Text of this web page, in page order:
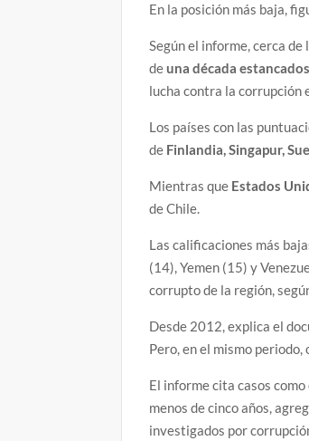
En la posición más baja,
Según el informe, cerca
deuna década
lucha contra la corrupción
Los países con las
de Finlandia, Singapur,
Mientras que Estados
de Chile.
Las calificaciones más
(14), Yemen (15) y
corrupto de la región,
Desde 2012, explica el
Pero, en el mismo
El informe cita casos
menos de cinco años,
investigados por